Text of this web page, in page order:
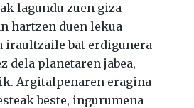
lagundu zuen giza
hartzen duen lekua
iraultzaile bat erdigunera
dela planetaren jabea,
Argitalpenaren eragina
beste, ingurumena